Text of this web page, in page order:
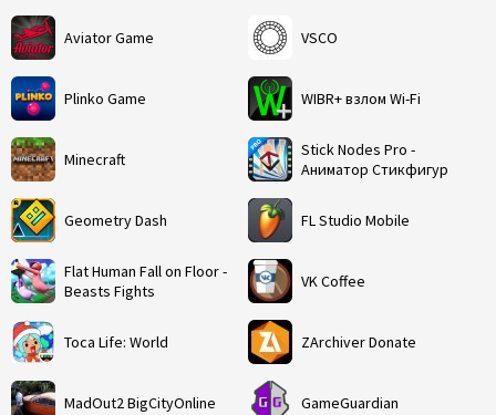
Aviator Game
Plinko Game
Minecraft
Geometry Dash
Flat Human Fall on Floor -
Beasts Fights
Toca Life: World
MadOut2 BigCityOnline
VSCO
WIBR+ взлом Wi-Fi
Stick Nodes Pro -
Аниматор Стикфигур
FL Studio Mobile
VK Coffee
ZArchiver Donate
GameGuardian